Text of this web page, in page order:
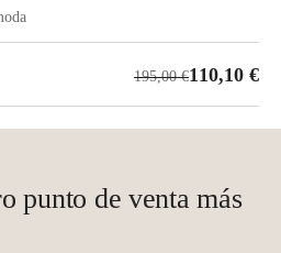
195,00€
El
original
110,10 €
El
actual
punto de venta más